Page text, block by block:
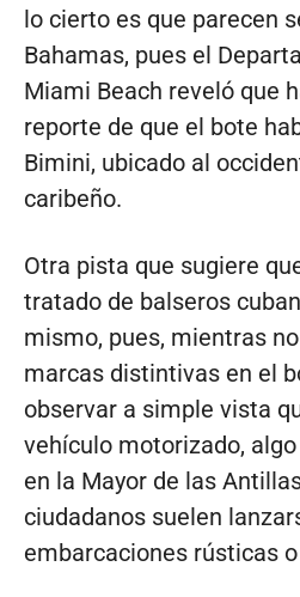
lo cierto es que parecen
Bahamas, pues el
Miami Beach reveló que
reporte de que el bote
Bimini, ubicado al
caribeño.
Otra pista que sugiere
tratado de balseros
mismo, pues, mientras
marcas distintivas en el
observar a simple vista
vehículo motorizado,
en la Mayor de las
ciudadanos suelen
embarcaciones rústicas